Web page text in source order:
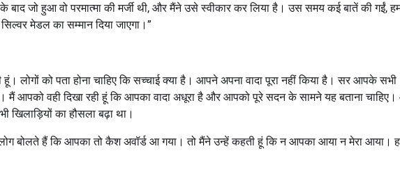
जो हुआ वो परमात्मा की मर्जी थी, और मैंने उसे स्वीकार कर लिया है। उस समय कई बातें की गईं,
मेडल का सम्मान दिया जाएगा।”
को पता होना चाहिए कि सच्चाई क्या है। आपने अपना वादा पूरा नहीं किया है। सर आपके सभी
मैं आपको वही दिखा रही हूं कि आपका वादा अधूरा है और आपको पूरे सदन के सामने यह बताना
खिलाड़ियों का हौसला बढ़ा था।
बोलते हैं कि आपका तो कैश अवॉर्ड आ गया। तो मैंने उन्हें कहती हूं कि न आपका आया न मेरा आया।